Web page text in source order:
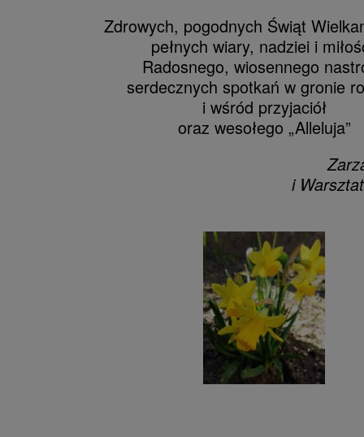
Zdrowych, pogodnych Świąt
pełnych wiary, nadziei i
Radosnego, wiosennego
serdecznych spotkań w gronie
i wśród przyjaciół
oraz wesołego „Alleluja”
i